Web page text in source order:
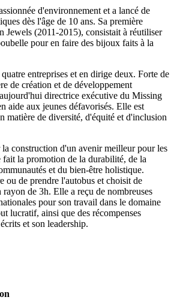
d'environnement et a lancé de
dès l'âge de 10 ans. Sa première
Jewels (2011-2015), consistait à réutiliser
pour en faire des bijoux faits à la
entreprises et en dirige deux. Forte de
de création et de développement
directrice exécutive du Missing
aide aux jeunes défavorisés. Elle est
matière de diversité, d'équité et d'inclusion
la construction d'un avenir meilleur pour les
fait la promotion de la durabilité, de la
et du bien-être holistique.
ou de prendre l'autobus et choisit de
de 3h. Elle a reçu de nombreuses
pour son travail dans le domaine
lucratif, ainsi que des récompenses
et son leadership.